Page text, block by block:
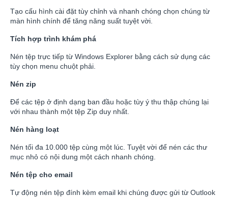
Tạo cấu hình cài đặt tùy chỉnh và nhanh chóng chọn chúng từ
màn hình chính để tăng năng suất tuyệt vời.
Tích hợp trình khám phá
Nén tệp trực tiếp từ Windows Explorer bằng cách sử dụng các
tùy chọn menu chuột phải.
Nén zip
Để các tệp ở định dạng ban đầu hoặc tùy ý thu thập chúng lại
với nhau thành một tệp Zip duy nhất.
Nén hàng loạt
Nén tối đa 10.000 tệp cùng một lúc. Tuyệt vời để nén các thư
mục nhỏ có nội dung một cách nhanh chóng.
Nén tệp cho email
Tự động nén tệp đính kèm email khi chúng được gửi từ Outlook